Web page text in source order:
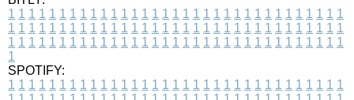
1 1 1 1 1 1 1 1 1 1 1 1 1 1 1 1 1 1 1 1 1 1 1 1 1 1 1 1 1 1 1 1 1
1 1 1 1 1 1 1 1 1 1 1 1 1 1 1 1 1 1 1 1 1 1 1 1 1 1 1 1 1 1 1 1 1
1 1 1 1 1 1 1 1 1 1 1 1 1 1 1 1 1 1 1 1 1 1 1 1 1 1 1 1 1 1 1 1 1
1
SPOTIFY:
1 1 1 1 1 1 1 1 1 1 1 1 1 1 1 1 1 1 1 1 1 1 1 1 1 1 1 1 1 1 1 1 1